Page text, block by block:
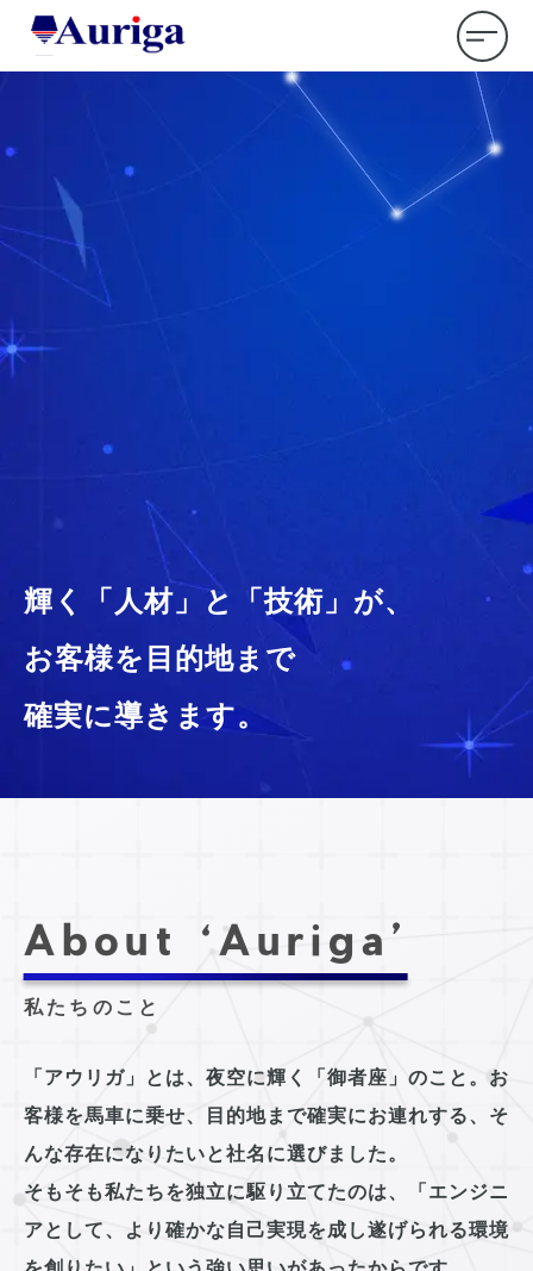
輝く「人材」と「技術」が、
お客様を目的地まで
確実に導きます。
About ‘Auriga’
私たちのこと
「アウリガ」とは、夜空に輝く「御者座」のこと。 お
客様を馬車に乗せ、目的地まで確実にお連れする、 そ
んな存在になりたいと社名に選びました。
そもそも私たちを独立に駆り立てたのは、
「エンジニ
アとして、より確かな自己実現を成し遂げられる環境